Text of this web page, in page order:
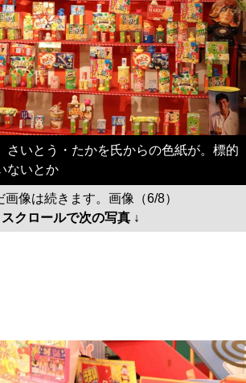
さいとう・たかを氏からの色紙が。標的
ないとか
画像は続きます。画像（6/8）
スクロールで次の写真 ↓